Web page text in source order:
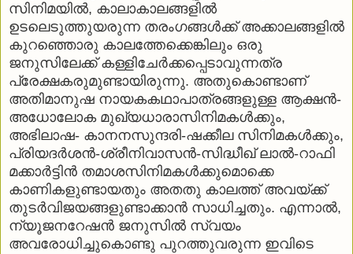
സിനിമയില്‍, കാലാകാലങ്ങളില്‍
ഉടലെടുത്തുയരുന്ന തരംഗങ്ങള്‍ക്ക് അക്കാലങ്ങളില്‍
കുറഞ്ഞൊരു കാലത്തേക്കെങ്കിലും ഒരു
ജനുസിലേക്ക് കള്ളിചേര്‍ക്കപ്പെടാവുന്നത്ര
പ്രേക്ഷകരുമുണ്ടായിരുന്നു. അതുകൊണ്ടാണ്
അതിമാനുഷ നായകകഥാപാത്രങ്ങളുള്ള ആക്ഷന്‍-
അധോലോക മുഖ്യധാരാസിനിമകള്‍ക്കും,
അഭിലാഷ- കാനനസുന്ദരി-ഷക്കീല സിനിമകള്‍ക്കും,
പ്രിയദര്‍ശന്‍-ശ്രീനിവാസന്‍-സിദ്ധീഖ് ലാല്‍-റാഫി
മക്കാര്‍ട്ടിന്‍ തമാശസിനിമകള്‍ക്കുമൊക്കെ
കാണികളുണ്ടായതും അതതു കാലത്ത് അവയ്ക്ക്
തുടര്‍വിജയങ്ങളുണ്ടാക്കാന്‍ സാധിച്ചതും. എന്നാല്‍,
ന്യൂജനറേഷന്‍ ജനുസില്‍ സ്വയം
അവരോധിച്ചുകൊണ്ടു പുറത്തുവരുന്ന ഇവിടെ